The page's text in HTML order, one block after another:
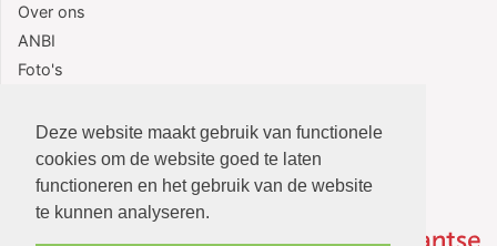
Deze website maakt gebruik van functionele
cookies om de website goed te laten
functioneren en het gebruik van de website
te kunnen analyseren.
Over ons
ANBI
Foto's